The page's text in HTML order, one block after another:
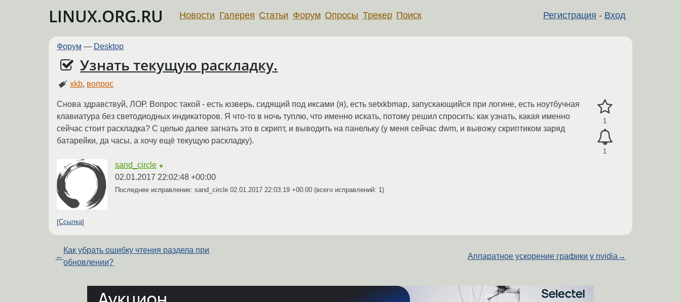
LINUX.ORG.RU Регистрация - Вход
Новости Галерея Статьи Форум Опросы Трекер Поиск
Форум — Desktop
Узнать текущую раскладку.
xkb, вопрос
1
1
Снова здравствуй, ЛОР. Вопрос такой - есть юзверь, сидящий под иксами (я), есть setxkbmap, запускающийся при логине, есть ноутбучная
клавиатура без светодиодных индикаторов. Я что-то в ночь туплю, что именно искать, потому решил спросить: как узнать, какая именно
сейчас стоит раскладка? С целью далее загнать это в скрипт, и выводить на панельку (у меня сейчас dwm, и вывожу скриптиком заряд
батарейки, да часы, а хочу ещё текущую раскладку).
sand_circle ★
02.01.2017 22:02:48 +00:00
Последнее исправление: sand_circle 02.01.2017 22:03:19 +00:00 (всего исправлений: 1)
Ссылка
←
Как убрать ошибку чтения раздела при
обновлении?
Аппаратное ускорение графики у nvidia →